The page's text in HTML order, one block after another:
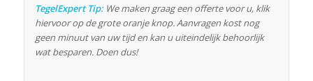
TegelExpert Tip:We maken graag een offerte voor u, klik
hiervoor op de grote oranje knop. Aanvragen kost nog
geen minuut van uw tijd en kan u uiteindelijk behoorlijk
wat besparen. Doen dus!